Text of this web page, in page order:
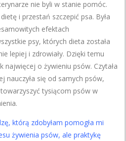
nie byli w stanie pomóc.
i przestań szczepić psa. Była
efektach
psy, których dieta została
lepiej i zdrowiały. Dzięki temu
najwięcej o żywieniu psów. Czytała
nauczyła się od samych psów,
tysiącom psów w
którą zdobyłam pomogła mi
żywienia psów, ale praktykę